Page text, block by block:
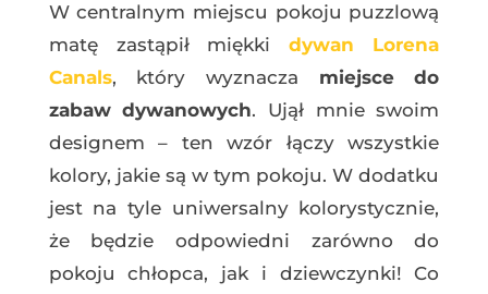
W centralnym miejscu pokoju puzzlową
matę zastąpił miękkidywan Lorena
Canals, który wyznacza miejsce do
zabaw dywanowych. Ujął mnie swoim
designem – ten wzór łączy wszystkie
kolory, jakie są w tym pokoju. W dodatku
jest na tyle uniwersalny kolorystycznie,
że będzie odpowiedni zarówno do
pokoju chłopca, jak i dziewczynki! Co